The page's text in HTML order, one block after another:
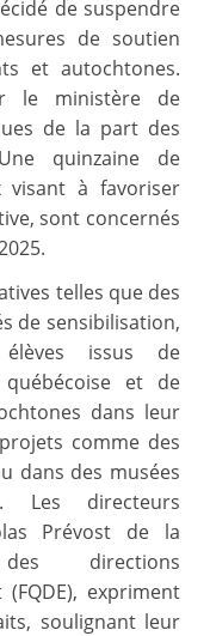
de suspendre
de soutien
et autochtones.
le ministère de
de la part des
quinzaine de
visant à favoriser
sont concernés
telles que des
de sensibilisation,
élèves issus de
et de
dans leur
comme des
dans des musées
Les directeurs
Prévost de la
directions
(FQDE), expriment
soulignant leur